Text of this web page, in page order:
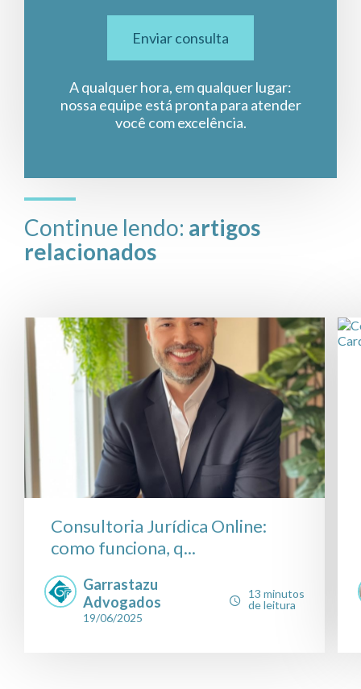
Enviar consulta
A qualquer hora, em qualquer lugar:
nossa equipe está pronta para atender
você com excelência.
Continue lendo: artigos
relacionados
Consultoria Jurídica Online:
como funciona, q...
Garrastazu
Advogados
19/06/2025
13 minutos
de leitura